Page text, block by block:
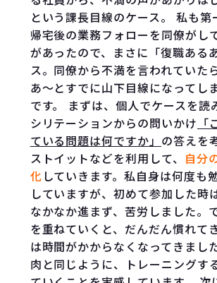
という課長目線のケース。 私も第
帰宅後の業務フォローを同僚がし
があったので、まさに「復職ある
ス。同僚から不満を言われていた
あ～とすでに山下目線になってし
です。 まずは、個人でケースを読
シリテーションからの問いかけ
ている問題は何ですか」 の答えを
ストイットなどを利用して、 自分
化 していきます。私自身は何度も
していますが、初めて参加した時
なかなか進まず、苦労しました。
を重ねていくと、だんだん慣れて
は時間がかからなくなってきまし
肉と同じように、トレーニングす